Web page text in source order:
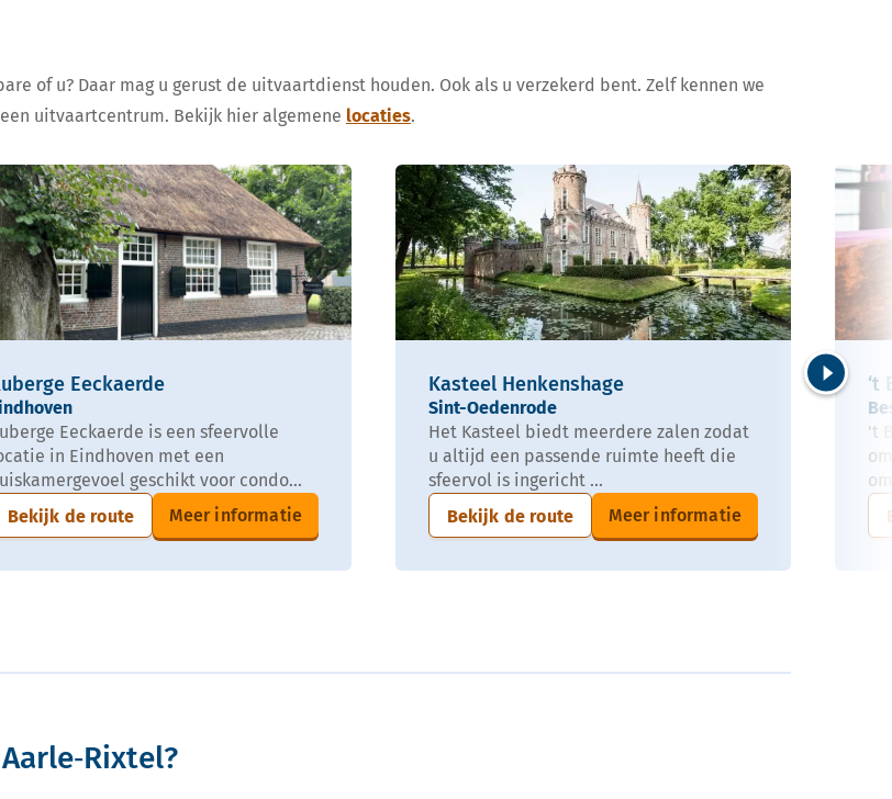
of u? Daar mag u gerust de uitvaartdienst houden. Ook als u verzekerd bent. Zelf kennen we
uitvaartcentrum. Bekijk hier algemene locaties.
Eeckaerde
Eeckaerde is een sfeervolle
in Eindhoven met een
geschikt voor condo...
Bekijk de route
Meer informatie
Kasteel Henkenshage
Sint-Oedenrode
Het Kasteel biedt meerdere zalen zodat
u altijd een passende ruimte heeft die
sfeervol is ingericht ...
Bekijk de route
Meer informatie
‘t
't
Volgende